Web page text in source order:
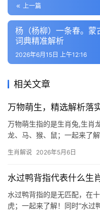
上一篇
杨（杨柳）一条春。蒙
词典精准解析
2026年6月15日 上午12:16
相关文章
万物萌生，精选解析落
万物萌生指的是生肖兔,生肖
龙、马、猴、鼠；一起来了
“兔跃龙门”，暗指看似柔弱
生肖解说 2026年5月6日
水过鸭背指代表什么生
水过鸭背指的是无匹配，在
虎；一起来了解！同时“水过